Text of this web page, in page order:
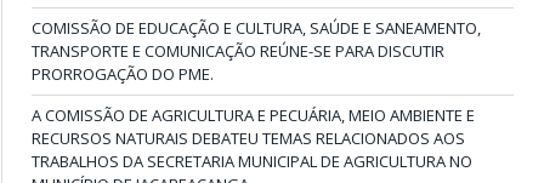
COMISSÃO DE EDUCAÇÃO E CULTURA, SAÚDE E SANEAMENTO,
TRANSPORTE E COMUNICAÇÃO REÚNE-SE PARA DISCUTIR
PRORROGAÇÃO DO PME.
A COMISSÃO DE AGRICULTURA E PECUÁRIA, MEIO AMBIENTE E
RECURSOS NATURAIS DEBATEU TEMAS RELACIONADOS AOS
TRABALHOS DA SECRETARIA MUNICIPAL DE AGRICULTURA NO